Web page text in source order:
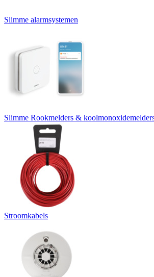
Slimme alarmsystemen
Slimme Rookmelders &
Stroomkabels